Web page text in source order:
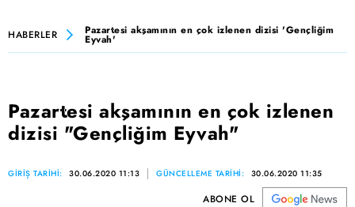
HABERLER Pazartesi akşamının en çok izlenen dizisi 'Gençliğim
Eyvah'
Pazartesi akşamının en çok izlenen
dizisi "Gençliğim Eyvah"
GİRİŞ TARİHİ: 30.06.2020 11:13 GÜNCELLEME TARİHİ: 30.06.2020 11:35
ABONE OL